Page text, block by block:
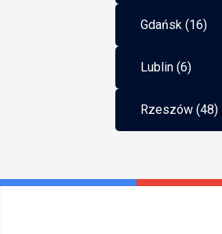
Gdańsk (16)
Lublin (6)
Rzeszów (48)